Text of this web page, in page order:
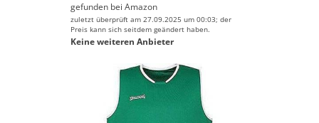
gefunden bei Amazon
zuletzt überprüft am 27.09.2025 um 00:03; der
Preis kann sich seitdem geändert haben.
Keine weiteren Anbieter